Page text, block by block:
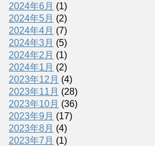
2024年6月 (1)
2024年5月 (2)
2024年4月 (7)
2024年3月 (5)
2024年2月 (1)
2024年1月 (2)
2023年12月 (4)
2023年11月 (28)
2023年10月 (36)
2023年9月 (17)
2023年8月 (4)
2023年7月 (1)